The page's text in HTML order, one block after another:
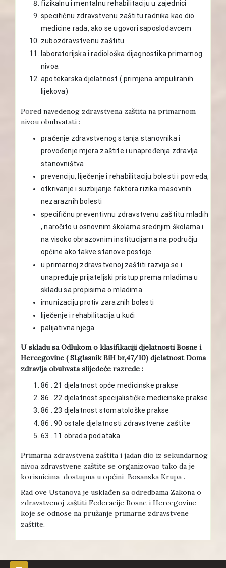
fizikalnu i mentalnu rehabilitaciju u zajednici
specifičnu zdravstvenu zaštitu radnika kao dio
medicine rada, ako se ugovori saposlodavcem
zubozdravstvenu zaštitu
laboratorijska i radiološka dijagnostika primarnog
nivoa
apotekarska djelatnost ( primjena ampuliranih
lijekova)
Pored navedenog zdravstvena zaštita na primarnom
nivou obuhvatati :
praćenje zdravstvenog stanja stanovnika i
provođenje mjera zaštite i unapređenja zdravlja
stanovništva
prevenciju, liječenje i rehabilitaciju bolesti i povreda,
otkrivanje i suzbijanje faktora rizika masovnih
nezaraznih bolesti
specifičnu preventivnu zdravstvenu zaštitu mladih
, naročito u osnovnim školama srednjim školama i
na visoko obrazovnim institucijama na području
općine ako takve stanove postoje
u primarnoj zdravstvenoj zaštiti razvija se i
unapređuje prijateljski pristup prema mladima u
skladu sa propisima o mladima
imunizaciju protiv zaraznih bolesti
liječenje i rehabilitacija u kući
palijativna njega
U skladu sa Odlukom o klasifikaciji djelatnosti Bosne i
Hercegovine ( Sl.glasnik BiH br,47/10) djelatnost Doma
zdravlja obuhvata slijedeće razrede :
86 . 21 djelatnost opće medicinske prakse
86 . 22 djelatnost specijalističke medicinske prakse
86 . 23 djelatnost stomatološke prakse
86 . 90 ostale djelatnosti zdravstvene zaštite
63 . 11 obrada podataka
Primarna zdravstvena zaštita i jadan dio iz sekundarnog
nivoa zdravstvene zaštite se organizovao tako da je
korisnicima dostupna u općini Bosanska Krupa .
Rad ove Ustanova je usklađen sa odredbama Zakona o
zdravstvenoj zaštiti Federacije Bosne i Hercegovine
koje se odnose na pružanje primarne zdravstvene
zaštite.